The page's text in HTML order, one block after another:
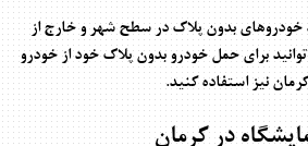
خودروهای بدون پلاک در سطح شهر و خارج از
برای حمل خودرو بدون پلاک خود از خودرو
نیز استفاده کنید.
در کرمان